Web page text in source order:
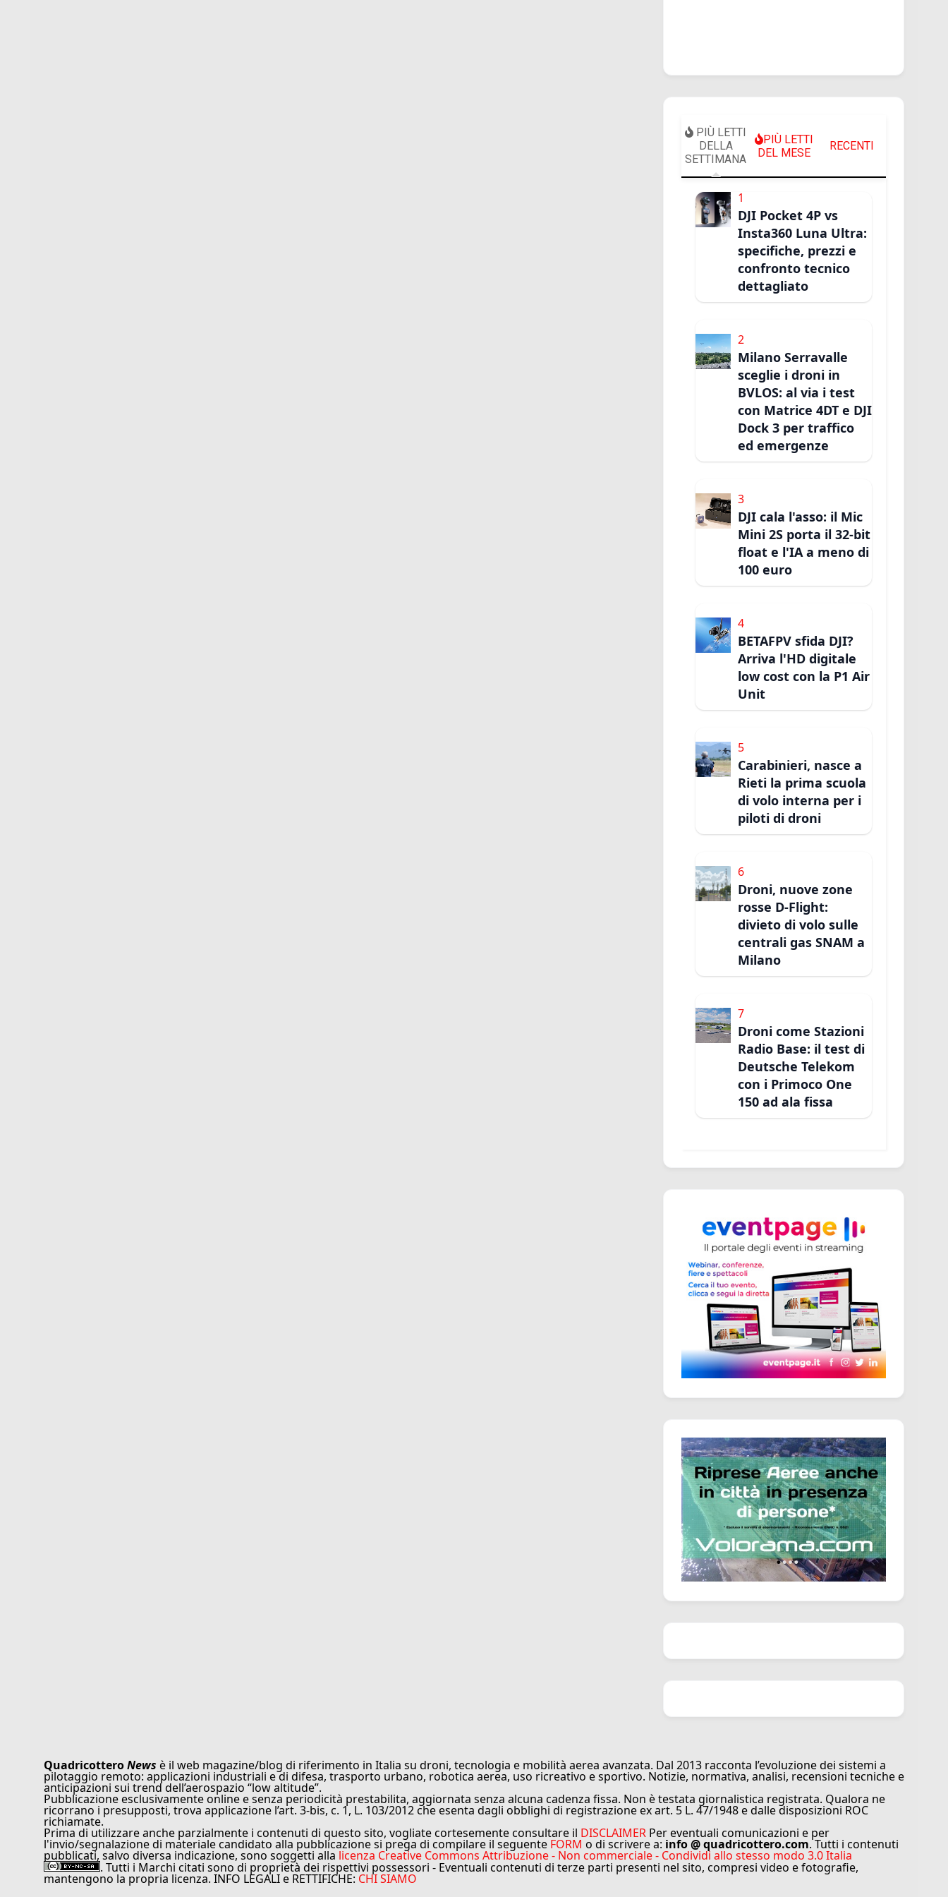
PIÙ LETTI
DELLA
SETTIMANA
PIÙ LETTI
DEL MESE
RECENTI
1
DJI Pocket 4P vs
Insta360 Luna Ultra:
specifiche, prezzi e
confronto tecnico
dettagliato
2
Milano Serravalle
sceglie i droni in
BVLOS: al via i test
con Matrice 4DT e DJI
Dock 3 per traffico
ed emergenze
3
DJI cala l'asso: il Mic
Mini 2S porta il 32-bit
float e l'IA a meno di
100 euro
4
BETAFPV sfida DJI?
Arriva l'HD digitale
low cost con la P1 Air
Unit
5
Carabinieri, nasce a
Rieti la prima scuola
di volo interna per i
piloti di droni
6
Droni, nuove zone
rosse D-Flight:
divieto di volo sulle
centrali gas SNAM a
Milano
7
Droni come Stazioni
Radio Base: il test di
Deutsche Telekom
con i Primoco One
150 ad ala fissa
QuadricotteroNews è il web magazine/blog di riferimento in Italia su droni, tecnologia e mobilità aerea avanzata. Dal 2013 racconta l’evoluzione dei sistemi a
pilotaggio remoto: applicazioni industriali e di difesa, trasporto urbano, robotica aerea, uso ricreativo e sportivo. Notizie, normativa, analisi, recensioni tecniche e
anticipazioni sui trend dell’aerospazio “low altitude”.
Pubblicazione esclusivamente online e senza periodicità prestabilita, aggiornata senza alcuna cadenza fissa. Non è testata giornalistica registrata. Qualora ne
ricorrano i presupposti, trova applicazione l’art. 3-bis, c. 1, L. 103/2012 che esenta dagli obblighi di registrazione ex art. 5 L. 47/1948 e dalle disposizioni ROC
richiamate.
Prima di utilizzare anche parzialmente i contenuti di questo sito, vogliate cortesemente consultare il DISCLAIMER Per eventuali comunicazioni e per
l'invio/segnalazione di materiale candidato alla pubblicazione si prega di compilare il seguente FORM o di scrivere a: info @ quadricottero.com. Tutti i contenuti
pubblicati, salvo diversa indicazione, sono soggetti alla licenza Creative Commons Attribuzione - Non commerciale - Condividi allo stesso modo 3.0 Italia
. Tutti i Marchi citati sono di proprietà dei rispettivi possessori - Eventuali contenuti di terze parti presenti nel sito, compresi video e fotografie,
mantengono la propria licenza. INFO LEGALI e RETTIFICHE: CHI SIAMO